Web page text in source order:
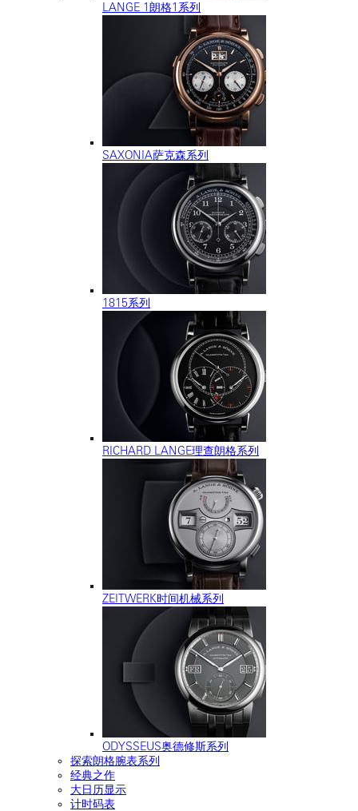
LANGE 1朗格1系列
SAXONIA萨克森系列
1815系列
RICHARD LANGE理查朗格系列
ZEITWERK时间机械系列
ODYSSEUS奥德修斯系列
探索朗格腕表系列
经典之作
大日历显示
计时码表